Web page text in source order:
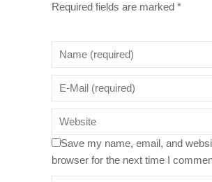
Required fields are marked *
Save my name, email, and
browser for the next time I